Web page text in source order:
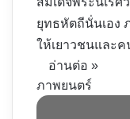
ยุทธหัตถีนั่นเอง
ให้เยาวชนและ
อ่านต่อ »
ภาพยนตร์